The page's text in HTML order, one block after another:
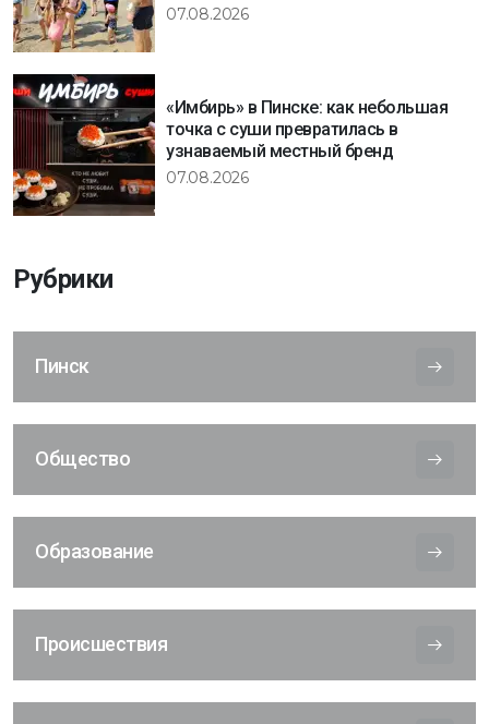
07.08.2026
«Имбирь» в Пинске: как небольшая
точка с суши превратилась в
узнаваемый местный бренд
07.08.2026
Рубрики
Пинск
Общество
Образование
Происшествия